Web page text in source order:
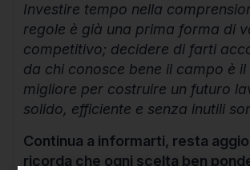
Investire tempo nella
regole è già una prima forma di
competitivo; decidere di farti
da chi conosce bene il campo è
migliore per costruire un futuro
solido, efficiente e senza inutili
Continua a informarti, resta
ricorda che ogni scelta ben